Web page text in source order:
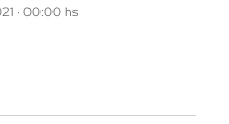
· 00:00 hs